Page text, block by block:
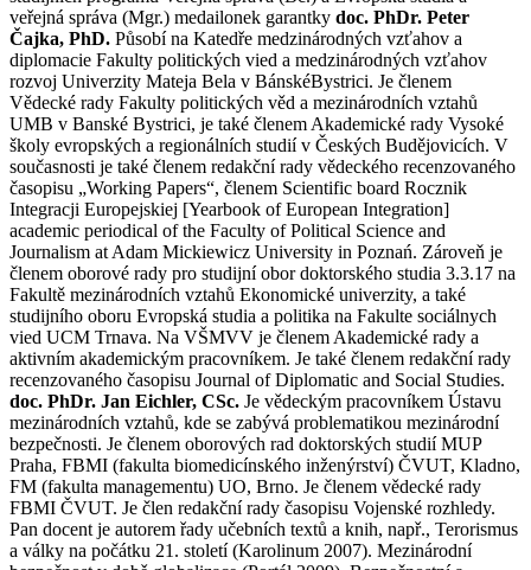
veřejná správa (Mgr.) medailonek garantky doc. PhDr. Peter
Čajka, PhD. Působí na Katedře medzinárodných vzťahov a
diplomacie Fakulty politických vied a medzinárodných vzťahov
rozvoj Univerzity Mateja Bela v BánskéBystrici. Je členem
Vědecké rady Fakulty politických věd a mezinárodních vztahů
UMB v Banské Bystrici, je také členem Akademické rady Vysoké
školy evropských a regionálních studií v Českých Budějovicích. V
současnosti je také členem redakční rady vědeckého recenzovaného
časopisu „Working Papers“, členem Scientific board Rocznik
Integracji Europejskiej [Yearbook of European Integration]
academic periodical of the Faculty of Political Science and
Journalism at Adam Mickiewicz University in Poznań. Zároveň je
členem oborové rady pro studijní obor doktorského studia 3.3.17 na
Fakultě mezinárodních vztahů Ekonomické univerzity, a také
studijního oboru Evropská studia a politika na Fakulte sociálnych
vied UCM Trnava. Na VŠMVV je členem Akademické rady a
aktivním akademickým pracovníkem. Je také členem redakční rady
recenzovaného časopisu Journal of Diplomatic and Social Studies.
doc. PhDr. Jan Eichler, CSc. Je vědeckým pracovníkem Ústavu
mezinárodních vztahů, kde se zabývá problematikou mezinárodní
bezpečnosti. Je členem oborových rad doktorských studií MUP
Praha, FBMI (fakulta biomedicínského inženýrství) ČVUT, Kladno,
FM (fakulta managementu) UO, Brno. Je členem vědecké rady
FBMI ČVUT. Je člen redakční rady časopisu Vojenské rozhledy.
Pan docent je autorem řady učebních textů a knih, např., Terorismus
a války na počátku 21. století (Karolinum 2007). Mezinárodní